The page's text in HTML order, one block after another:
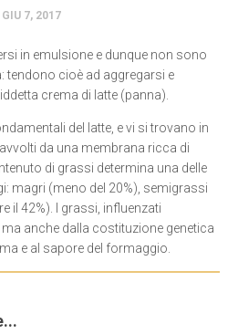
GIU 7, 2017
in emulsione e dunque non sono
tendono cioè ad aggregarsi e
crema di latte (panna).
del latte, e vi si trovano in
da una membrana ricca di
di grassi determina una delle
magri (meno del 20%), semigrassi
il 42%). I grassi, influenzati
anche dalla costituzione genetica
e al sapore del formaggio.